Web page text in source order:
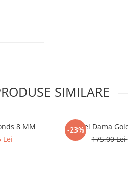
SIMILARE
8 MM
Lei
-23%
Cercei Dama
175,00 Lei